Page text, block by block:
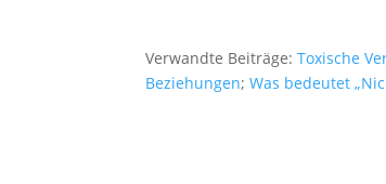
Verwandte Beiträge:Toxische
Beziehungen;Was bedeutet